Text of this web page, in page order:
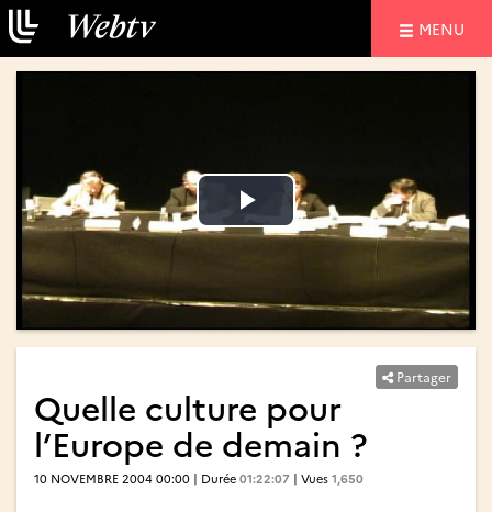
MENU
Lire
vidéo
Lire
vidéo
Partager
Quelle culture pour
l’Europe de demain ?
10 NOVEMBRE 2004 00:00 | Durée 01:22:07 | Vues 1,650